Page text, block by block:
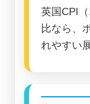
英国CPI
比なら、
れやすい